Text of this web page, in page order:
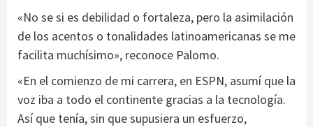
«No se si es debilidad o fortaleza, pero la asimilación
de los acentos o tonalidades latinoamericanas se me
facilita muchísimo», reconoce Palomo.
«En el comienzo de mi carrera, en ESPN, asumí que la
voz iba a todo el continente gracias a la tecnología.
Así que tenía, sin que supusiera un esfuerzo,